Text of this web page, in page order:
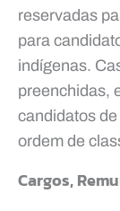
reservadas
para
indígenas.
preenchidas,
candidatos
ordem de
Cargos,